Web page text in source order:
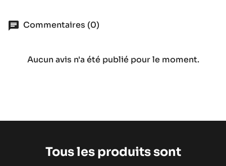
Commentaires (0)
Aucun avis n'a été publié pour le moment.
Tous les produits sont